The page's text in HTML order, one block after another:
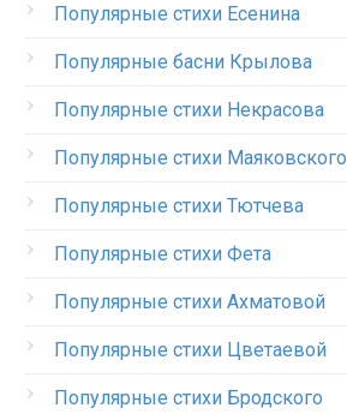
Популярные стихи Есенина
Популярные басни Крылова
Популярные стихи Некрасова
Популярные стихи Маяковского
Популярные стихи Тютчева
Популярные стихи Фета
Популярные стихи Ахматовой
Популярные стихи Цветаевой
Популярные стихи Бродского